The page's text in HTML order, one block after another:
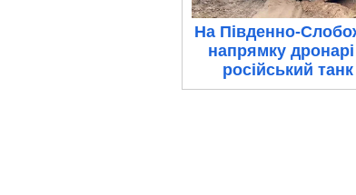
На Південно-
напрямку
російський